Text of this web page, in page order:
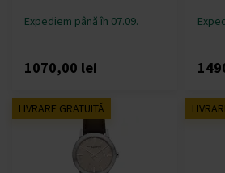
Expediem până în 07.09.
1070,00 lei
LIVRARE GRATUITĂ